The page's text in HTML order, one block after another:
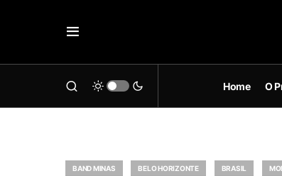
Home O
BAND MINAS BELO HORIZONTE BRASIL